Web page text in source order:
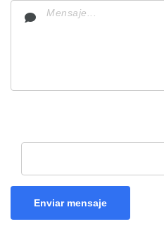
Enviar mensaje